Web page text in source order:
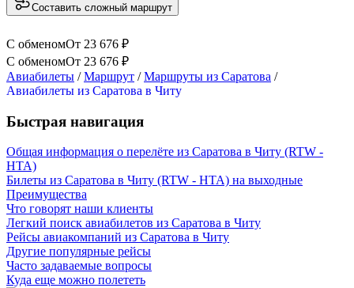
Составить сложный маршрут
С обменомОт 23 676 ₽
С обменомОт 23 676 ₽
Авиабилеты /Маршрут /Маршруты из Саратова /
Авиабилеты из Саратова в Читу
Быстрая навигация
Общая информация о перелёте из Саратова в Читу (RTW -
HTA)
Билеты из Саратова в Читу (RTW - HTA) на выходные
Преимущества
Что говорят наши клиенты
Легкий поиск авиабилетов из Саратова в Читу
Рейсы авиакомпаний из Саратова в Читу
Другие популярные рейсы
Часто задаваемые вопросы
Куда еще можно полететь